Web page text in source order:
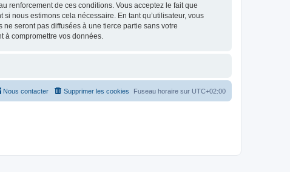
renforcement de ces conditions. Vous acceptez le fait que
nous estimons cela nécessaire. En tant qu’utilisateur, vous
seront pas diffusées à une tierce partie sans votre
à compromettre vos données.
Fuseau horaire sur UTC+02:00
Supprimer les cookies
Nous contacter